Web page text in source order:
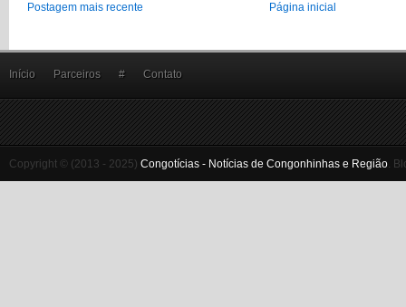
Postagem mais recente Página inicial
Início Parceiros # Contato
Copyright © (2013 - 2025) Congotícias - Notícias de Congonhinhas e Região.